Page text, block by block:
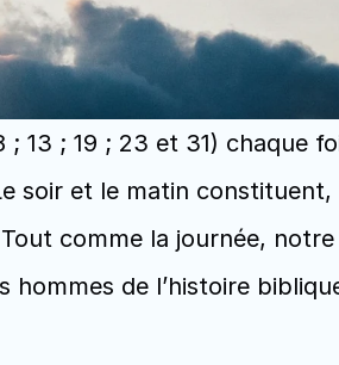
13 ; 19 ; 23 et 31) chaque
soir et le matin constituent,
comme la journée,
de l’histoire